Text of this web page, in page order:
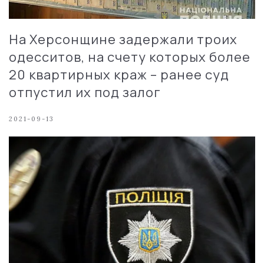
На Херсонщине задержали троих
одесситов, на счету которых более
20 квартирных краж – ранее суд
отпустил их под залог
2021-09-13